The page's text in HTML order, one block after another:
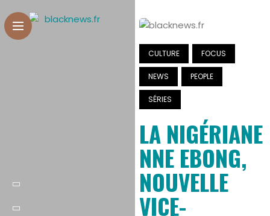
CULTURE FOCUS
NEWS PEOPLE
SÉRIES
LA NIGÉRIANE
NNE EBONG,
NOUVELLE
VICE-